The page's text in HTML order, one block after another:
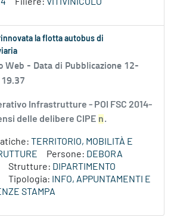
Filiere: VITIVINICOLO
la flotta autobus di
Web - Data di Pubblicazione 12-
Infrastrutture - POI FSC 2014-
delle delibere CIPE n.
TERRITORIO, MOBILITÀ E
Persone: DEBORA
Strutture: DIPARTIMENTO
Tipologia:
INFO, APPUNTAMENTI E
STAMPA